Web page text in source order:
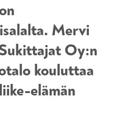
Mervi
Oy:n
kouluttaa
elämän